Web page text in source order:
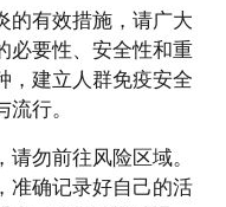
的有效措施，请广大
必要性、安全性和重
，建立人群免疫安全
行。
勿前往风险区域。
准确记录好自己的活